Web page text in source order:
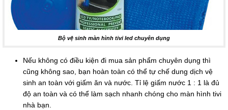
Bộ vệ sinh màn hình tivi led chuyên dụng
Nếu không có điều kiện đi mua sản phẩm chuyên dụng thì
cũng không sao, bạn hoàn toàn có thể tự chế dung dịch vệ
sinh an toàn với giấm ăn và nước. Tỉ lệ giấm nước 1 : 1 là đủ
độ an toàn và có thể làm sạch nhanh chóng cho màn hình tivi
nhà bạn.